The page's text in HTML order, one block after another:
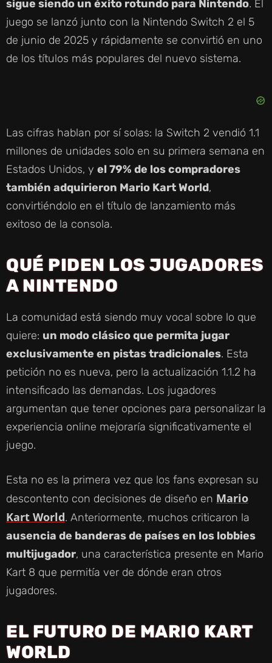
sigue siendo un éxito rotundo para Nintendo. El
juego se lanzó junto con la Nintendo Switch 2 el 5
de junio de 2025 y rápidamente se convirtió en uno
de los títulos más populares del nuevo sistema.
Las cifras hablan por sí solas: la Switch 2 vendió 1.1
millones de unidades solo en su primera semana en
Estados Unidos, y el 79% de los compradores
también adquirieron Mario Kart World,
convirtiéndolo en el título de lanzamiento más
exitoso de la consola.
QUÉ PIDEN LOS JUGADORES
A NINTENDO
La comunidad está siendo muy vocal sobre lo que
quiere: un modo clásico que permita jugar
exclusivamente en pistas tradicionales. Esta
petición no es nueva, pero la actualización 1.1.2 ha
intensificado las demandas. Los jugadores
argumentan que tener opciones para personalizar la
experiencia online mejoraría significativamente el
juego.
Esta no es la primera vez que los fans expresan su
descontento con decisiones de diseño en Mario
Kart World. Anteriormente, muchos criticaron la
ausencia de banderas de países en los lobbies
multijugador, una característica presente en Mario
Kart 8 que permitía ver de dónde eran otros
jugadores.
EL FUTURO DE MARIO KART
WORLD